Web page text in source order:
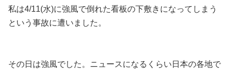
私は4/11(水)に強風で倒れた看板の下敷きになってしまう
という事故に遭いました。
その日は強風でした。ニュースになるくらい日本の各地で